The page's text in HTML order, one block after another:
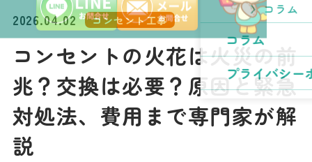
コラム
コラム
プライバシー
2026.04.02 コンセント工事
コンセントの火花は火災の前
兆？交換は必要？原因と緊急
対処法、費用まで専門家が解
説